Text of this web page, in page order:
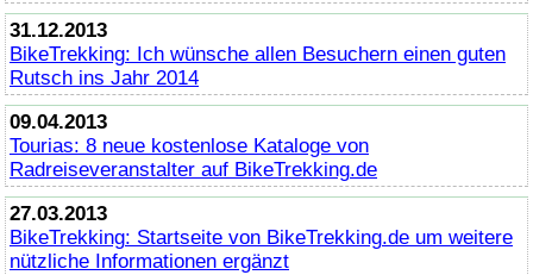
31.12.2013
BikeTrekking: Ich wünsche allen Besuchern einen guten
Rutsch ins Jahr 2014
09.04.2013
Tourias: 8 neue kostenlose Kataloge von
Radreiseveranstalter auf BikeTrekking.de
27.03.2013
BikeTrekking: Startseite von BikeTrekking.de um weitere
nützliche Informationen ergänzt